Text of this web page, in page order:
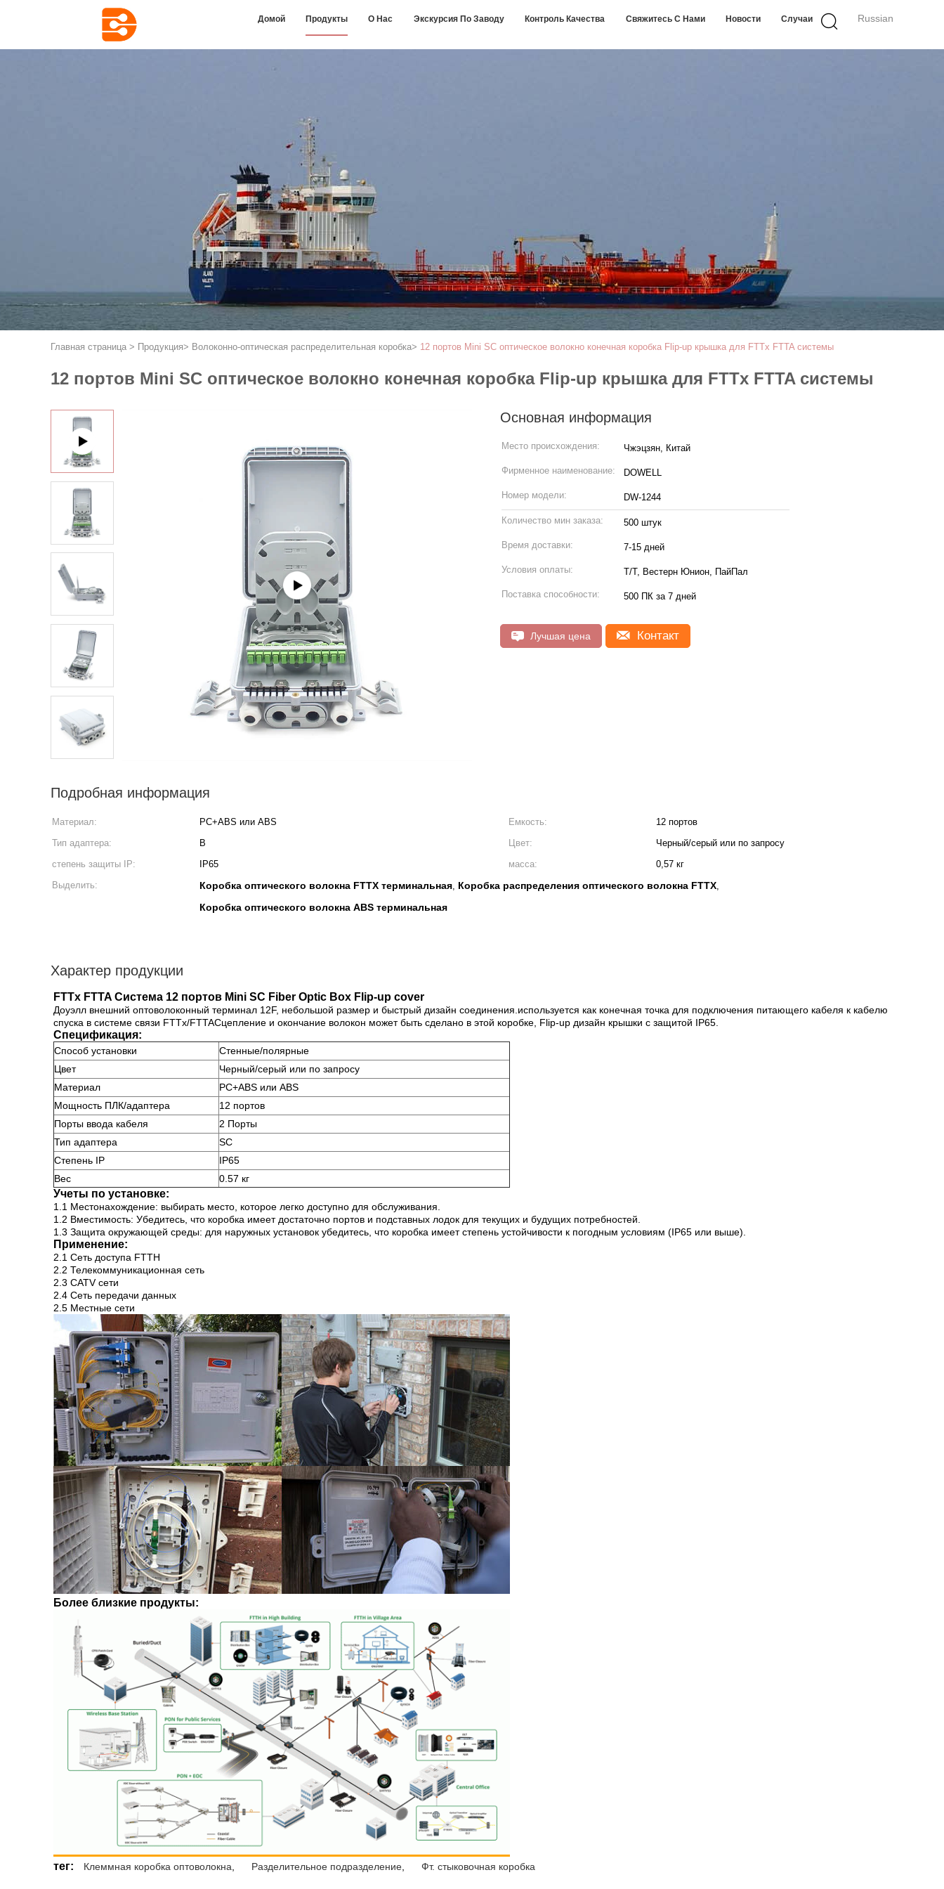
Russian
Домой Продукты О Нас Экскурсия По Заводу Контроль Качества Свяжитесь С Нами Новости Случаи
Главная страница > Продукция> Волоконно-оптическая распределительная коробка> 12 портов Mini SC оптическое волокно конечная коробка Flip-up крышка для FTTx FTTA системы
12 портов Mini SC оптическое волокно конечная коробка Flip-up крышка для FTTx FTTA системы
Основная информация
Место происхождения: Чжэцзян, Китай
Фирменное наименование: DOWELL
Номер модели: DW-1244
Количество мин заказа: 500 штук
Время доставки: 7-15 дней
Условия оплаты: Т/Т, Вестерн Юнион, ПайПал
Поставка способности: 500 ПК за 7 дней
Лучшая цена Контакт
Подробная информация
Материал: PC+ABS или ABS Емкость:
12 портов
Тип адаптера:
В Цвет:
Черный/серый или по запросу
степень защиты IP:
IP65 масса:
0,57 кг
Выделить:
Коробка оптического волокна FTTX терминальная, Коробка распределения оптического волокна FTTX,
Коробка оптического волокна ABS терминальная
Характер продукции
FTTx FTTA Система 12 портов Mini SC Fiber Optic Box Flip-up cover
Доуэлл внешний оптоволоконный терминал 12F, небольшой размер и быстрый дизайн соединения.используется как конечная точка для подключения питающего кабеля к кабелю
спуска в системе связи FTTx/FTTAСцепление и окончание волокон может быть сделано в этой коробке, Flip-up дизайн крышки с защитой IP65.
Спецификация:
Способ установки
Стенные/полярные
Цвет
Черный/серый или по запросу
Материал
PC+ABS или ABS
Мощность ПЛК/адаптера
12 портов
Порты ввода кабеля
2 Порты
Тип адаптера
SC
Степень IP
IP65
Вес
0.57 кг
Учеты по установке:
1.1 Местонахождение: выбирать место, которое легко доступно для обслуживания.
1.2 Вместимость: Убедитесь, что коробка имеет достаточно портов и подставных лодок для текущих и будущих потребностей.
1.3 Защита окружающей среды: для наружных установок убедитесь, что коробка имеет степень устойчивости к погодным условиям (IP65 или выше).
Применение:
2.1 Сеть доступа FTTH
2.2 Телекоммуникационная сеть
2.3 CATV сети
2.4 Сеть передачи данных
2.5 Местные сети
Более близкие продукты:
тег: Клеммная коробка оптоволокна Разделительное подразделение Фт. стыковочная коробка